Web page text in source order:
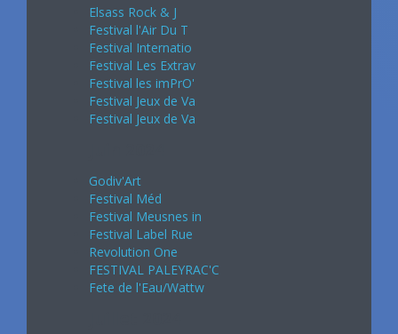
Elsass Rock & J
Festival l'Air Du T
Festival Internatio
Festival Les Extrav
Festival les imPrO'
Festival Jeux de Va
Festival Jeux de Va
Godiv'Art
Festival Méd
Festival Meusnes in
Festival Label Rue
Revolution One
FESTIVAL PALEYRAC'C
Fete de l'Eau/Wattw